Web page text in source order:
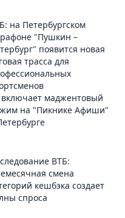
на Петербургском
"Пушкин –
появится новая
трасса для
маджентовый
на "Пикнике Афиши"
ВТБ:
смена
кешбэка создает
спроса